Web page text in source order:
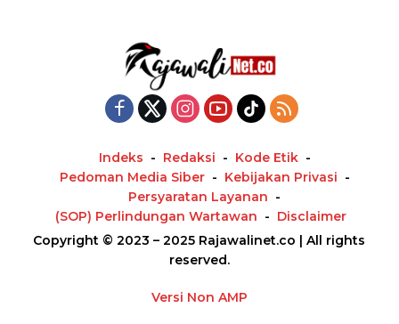
Indeks Redaksi
Kode Etik
Pedoman Media Siber
Kebijakan Privasi
Persyaratan Layanan
(SOP) Perlindungan Wartawan
Disclaimer
Copyright © 2023 – 2025 Rajawalinet.co | All rights
reserved.
Versi Non AMP